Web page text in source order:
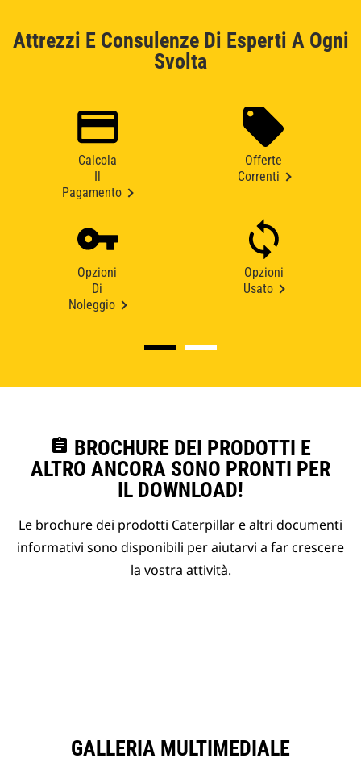
Attrezzi E Consulenze Di Esperti A Ogni
Svolta
Calcola
Pagamento
Offerte
Correnti
Opzioni
Di
Noleggio
Opzioni
Usato
assignment BROCHURE DEI PRODOTTI E
ALTRO ANCORA SONO PRONTI PER
IL DOWNLOAD!
Le brochure dei prodotti Caterpillar e altri documenti
informativi sono disponibili per aiutarvi a far crescere
la vostra attività.
GALLERIA MULTIMEDIALE